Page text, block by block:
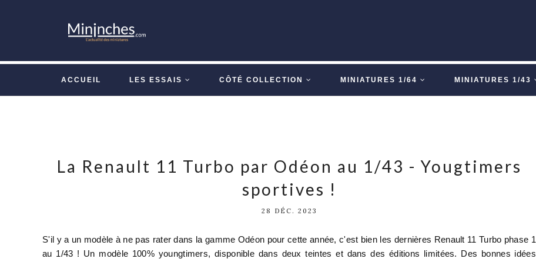
ACCUEIL LES ESSAIS CÔTÉ COLLECTION MINIATURES 1/64 MINIATURES 1/43
La Renault 11 Turbo par Odéon au 1/43 - Yougtimers
sportives !
28 DÉC. 2023
S'il y a un modèle à ne pas rater dans la gamme Odéon pour cette année, c'est bien les dernières Renault 11 Turbo phase 1
au 1/43 ! Un modèle 100% youngtimers, disponible dans deux teintes et dans des éditions limitées. Des bonnes idées